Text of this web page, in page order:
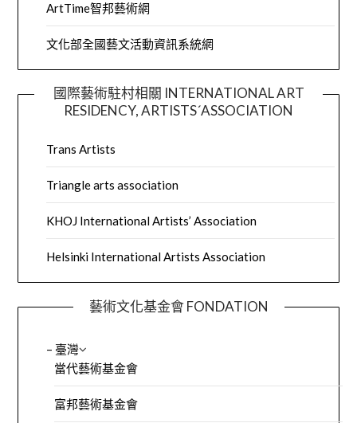
ArtTime智邦藝術網
文化部全國藝文活動資訊系統網
國際藝術駐村相關 INTERNATIONAL ART
RESIDENCY, ARTISTS´ASSOCIATION
Trans Artists
Triangle arts association
KHOJ International Artists’ Association
Helsinki International Artists Association
藝術文化基金會 FONDATION
– 臺灣
當代藝術基金會
富邦藝術基金會